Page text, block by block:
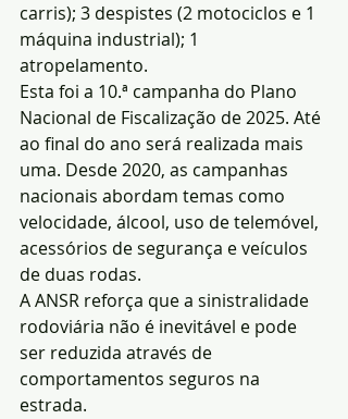
carris); 3 despistes (2 motociclos e 1
máquina industrial); 1
atropelamento.
Esta foi a 10.ª campanha do Plano
Nacional de Fiscalização de 2025. Até
ao final do ano será realizada mais
uma. Desde 2020, as campanhas
nacionais abordam temas como
velocidade, álcool, uso de telemóvel,
acessórios de segurança e veículos
de duas rodas.
A ANSR reforça que a sinistralidade
rodoviária não é inevitável e pode
ser reduzida através de
comportamentos seguros na
estrada.